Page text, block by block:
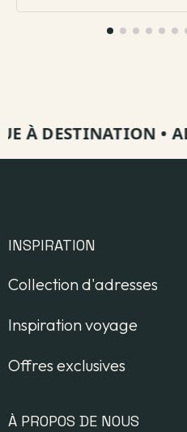
À DESTINATION•
INSPIRATION
Collection d'adresses
Inspiration voyage
Offres exclusives
À PROPOS DE NOUS